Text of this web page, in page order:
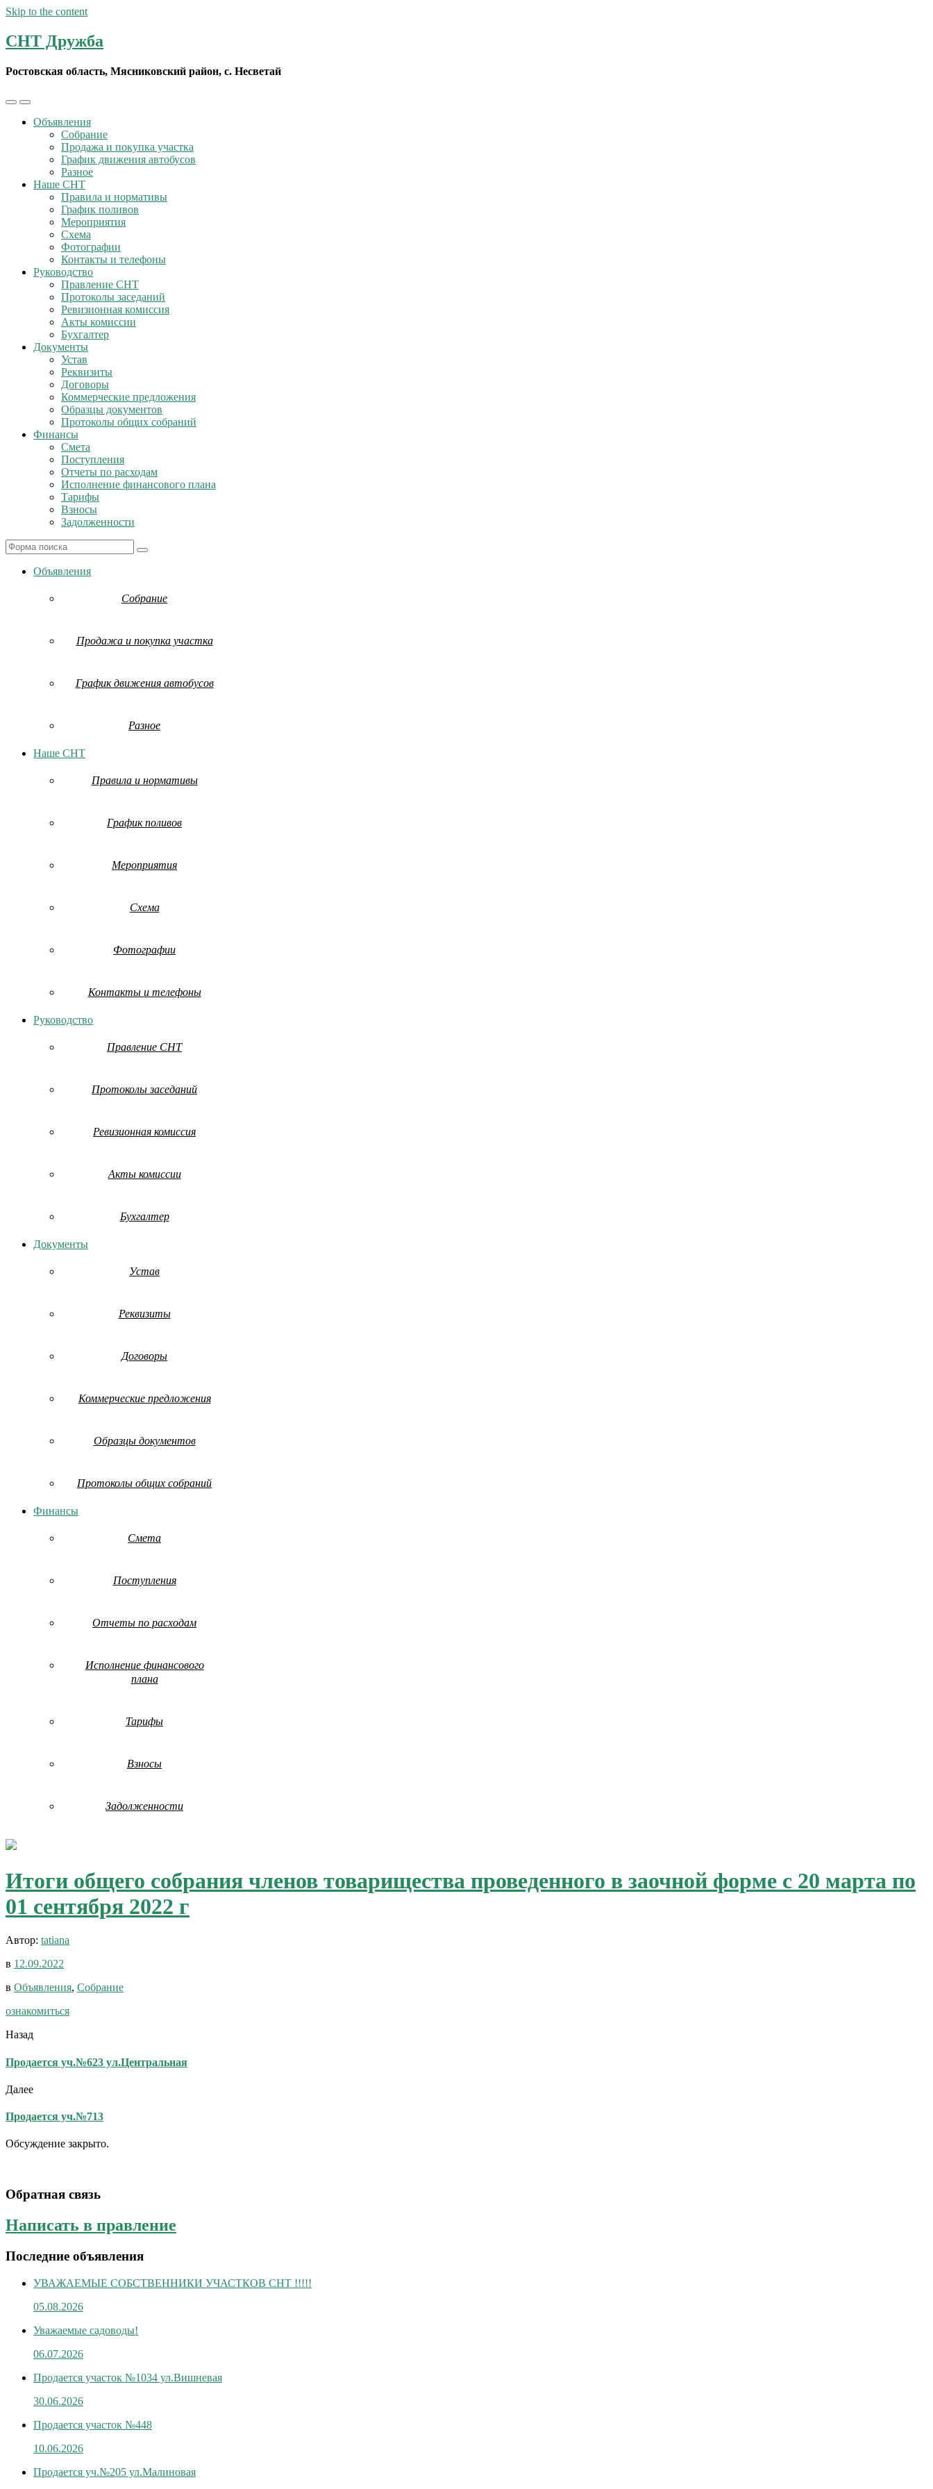
Skip to the content
СНТ Дружба
Ростовская область, Мясниковский район, с. Несветай
Toggle
mobile
Toggle
the
search
Объявления
Собрание
Продажа и покупка участка
График движения автобусов
Разное
Наше СНТ
Правила и нормативы
График поливов
Мероприятия
Схема
Фотографии
Контакты и телефоны
Руководство
Правление СНТ
Протоколы заседаний
Ревизионная комиссия
Акты комиссии
Бухгалтер
Документы
Устав
Реквизиты
Договоры
Коммерческие предложения
Образцы документов
Протоколы общих собраний
Финансы
Смета
Поступления
Отчеты по расходам
Исполнение финансового плана
Тарифы
Взносы
Задолженности
Search
Объявления
Собрание
Продажа и покупка участка
График движения автобусов
Разное
Наше СНТ
Правила и нормативы
График поливов
Мероприятия
Схема
Фотографии
Контакты и телефоны
Руководство
Правление СНТ
Протоколы заседаний
Ревизионная комиссия
Акты комиссии
Бухгалтер
Документы
Устав
Реквизиты
Договоры
Коммерческие предложения
Образцы документов
Протоколы общих собраний
Финансы
Смета
Поступления
Отчеты по расходам
Исполнение финансового
плана
Тарифы
Взносы
Задолженности
Итоги общего собрания членов товарищества проведенного в заочной форме с 20 марта по
01 сентября 2022 г
Автор: tatiana
в 12.09.2022
в Объявления, Собрание
ознакомиться
Назад
Продается уч.№623 ул.Центральная
Далее
Продается уч.№713
Обсуждение закрыто.
Обратная связь
Написать в правление
Последние объявления
УВАЖАЕМЫЕ СОБСТВЕННИКИ УЧАСТКОВ СНТ !!!!!
05.08.2026
Уважаемые садоводы!
06.07.2026
Продается участок №1034 ул.Вишневая
30.06.2026
Продается участок №448
10.06.2026
Продается уч.№205 ул.Малиновая